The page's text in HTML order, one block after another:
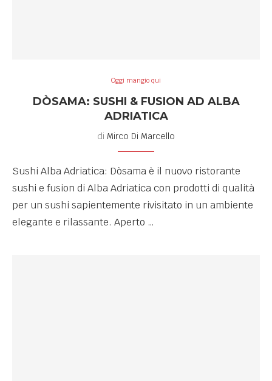
Oggi mangio qui
DÒSAMA: SUSHI & FUSION AD ALBA
ADRIATICA
di Mirco Di Marcello
Sushi Alba Adriatica: Dòsama è il nuovo ristorante
sushi e fusion di Alba Adriatica con prodotti di qualità
per un sushi sapientemente rivisitato in un ambiente
elegante e rilassante. Aperto …